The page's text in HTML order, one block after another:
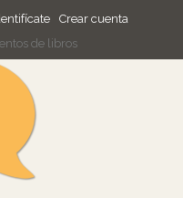
Crear cuenta
de libros